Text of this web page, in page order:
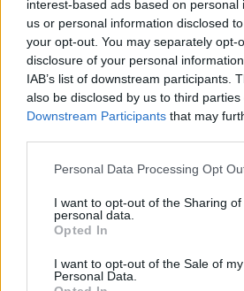
interest-based ads based on personal
us or personal information disclosed
your opt-out. You may separately opt-
disclosure of your personal
IAB’s list of downstream participants.
also be disclosed by us to third parties
Downstream Participants that may
Personal Data Processing Opt
I want to opt-out of the Sharing of
personal data.
Opted In
I want to opt-out of the Sale of my
Personal Data.
Prishtinë,
të dyshuar
Stacionin
Gjini:
qeverisë
Dibrani
dhe